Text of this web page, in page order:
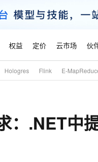
权益 定价 云市场 伙
Hologres Flink E-
：.NET中
务平台百炼
务与应用平台
方案
，解锁你的工作新方式
产品，直接交付可用成果
官方力荐
38元/年起，超值低价云产品抢先购
的定价详情
管理
序
伙伴
择阿里云